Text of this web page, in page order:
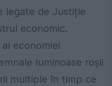
legate de Justiție
economic.
economiei
luminoase roșii
multiple în timp ce